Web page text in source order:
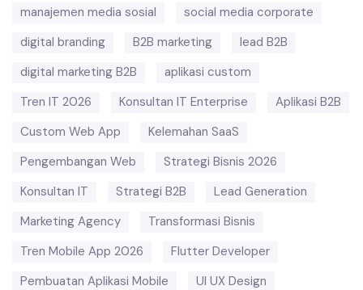
manajemen media sosial
social media corporate
digital branding
B2B marketing
lead B2B
digital marketing B2B
aplikasi custom
Tren IT 2026
Konsultan IT Enterprise
Aplikasi B2B
Custom Web App
Kelemahan SaaS
Pengembangan Web
Strategi Bisnis 2026
Konsultan IT
Strategi B2B
Lead Generation
Marketing Agency
Transformasi Bisnis
Tren Mobile App 2026
Flutter Developer
Pembuatan Aplikasi Mobile
UI UX Design